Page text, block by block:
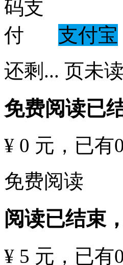
支付宝
还剩 ... 页未读
免费阅读已
¥ 0 元 ，已有0
免费阅读
阅读已结束
¥ 5 元 ，已有0